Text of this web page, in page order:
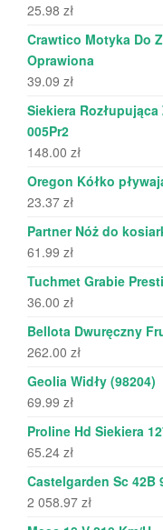
25.98 zł
Crawtico Motyka Do
Oprawiona
39.09 zł
Siekiera
005Pr2
148.00 zł
Oregon Kółko
23.37 zł
Partner Nóż do
61.99 zł
Tuchmet Grabie
36.00 zł
Bellota Dwuręczny
262.00 zł
Geolia Widły (98204)
69.99 zł
Proline Hd Siekiera
65.24 zł
Castelgarden Sc 42B
2 058.97 zł